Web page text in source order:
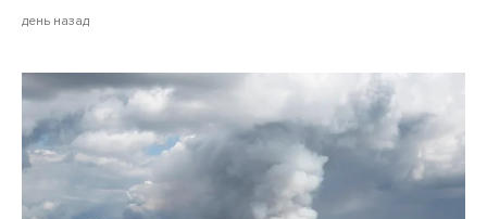
день назад